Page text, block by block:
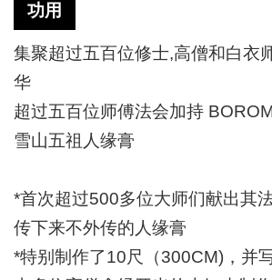
功用
集聚超过五百位修士,高僧和白衣
华
超过五百位师傅法会加持
雪山五祖人缘膏
*首次超过500多位大师们献出其
传下来不外传的人缘膏
*特别制作了10尺（300CM)，并